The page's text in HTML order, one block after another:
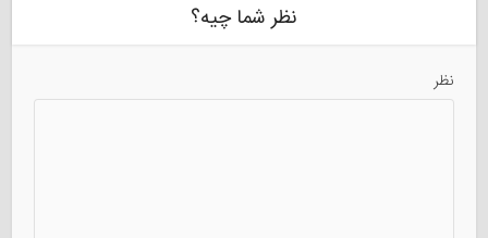
نظر شما چیه؟
نظر